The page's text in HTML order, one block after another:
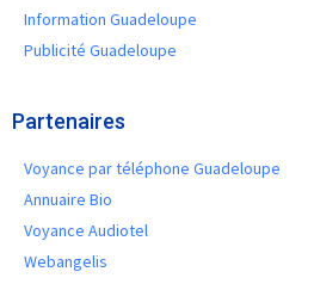
Information Guadeloupe
Publicité Guadeloupe
Partenaires
Voyance par téléphone Guadeloupe
Annuaire Bio
Voyance Audiotel
Webangelis